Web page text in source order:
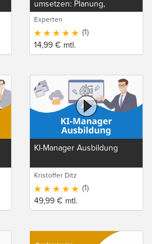
umsetzen: Planung,
Integration und Betrieb
Experten
(1)
14,99 € mtl.
KI-Manager Ausbildung
Kristoffer Ditz
(1)
49,99 € mtl.